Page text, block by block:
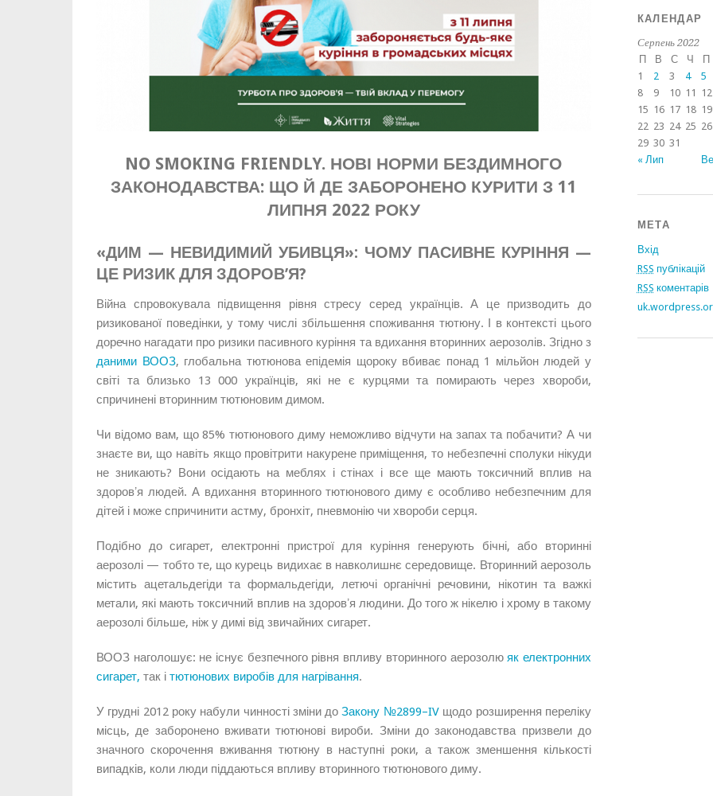
NO SMOKING FRIENDLY. НОВІ НОРМИ БЕЗДИМНОГО
ЗАКОНОДАВСТВА: ЩО Й ДЕ ЗАБОРОНЕНО КУРИТИ З 11
ЛИПНЯ 2022 РОКУ
«ДИМ — НЕВИДИМИЙ УБИВЦЯ»: ЧОМУ ПАСИВНЕ КУРІННЯ —
ЦЕ РИЗИК ДЛЯ ЗДОРОВ’Я?
Війна спровокувала підвищення рівня стресу серед українців. А це призводить до
ризикованої поведінки, у тому числі збільшення споживання тютюну. І в контексті цього
доречно нагадати про ризики пасивного куріння та вдихання вторинних аерозолів. Згідно з
даними ВООЗ, глобальна тютюнова епідемія щороку вбиває понад 1 мільйон людей у
світі та близько 13 000 українців, які не є курцями та помирають через хвороби,
спричинені вторинним тютюновим димом.
Чи відомо вам, що 85% тютюнового диму неможливо відчути на запах та побачити? А чи
знаєте ви, що навіть якщо провітрити накурене приміщення, то небезпечні сполуки нікуди
не зникають? Вони осідають на меблях і стінах і все ще мають токсичний вплив на
здоровʼя людей. А вдихання вторинного тютюнового диму є особливо небезпечним для
дітей і може спричинити астму, бронхіт, пневмонію чи хвороби серця.
Подібно до сигарет, електронні пристрої для куріння генерують бічні, або вторинні
аерозолі — тобто те, що курець видихає в навколишнє середовище. Вторинний аерозоль
містить ацетальдегіди та формальдегіди, летючі органічні речовини, нікотин та важкі
метали, які мають токсичний вплив на здоровʼя людини. До того ж нікелю і хрому в такому
аерозолі більше, ніж у димі від звичайних сигарет.
ВООЗ наголошує: не існує безпечного рівня впливу вторинного аерозолюяк електронних
сигарет, так і тютюнових виробів для нагрівання.
У грудні 2012 року набули чинності зміни доЗакону №2899–IV щодо розширення переліку
місць, де заборонено вживати тютюнові вироби. Зміни до законодавства призвели до
значного скорочення вживання тютюну в наступні роки, а також зменшення кількості
випадків, коли люди піддаються впливу вторинного тютюнового диму.
КАЛЕНДАР
Серпень 2022
П
В С Ч П
« Лип
1 2 3 4 5
8
9 10 11 12
15 16 17 18 19
22 23 24 25 26
29 30 31
МЕТА
Вхід
RSS публікацій
RSS коментарів